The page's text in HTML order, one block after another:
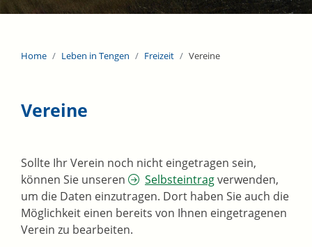
Home Leben in Tengen Freizeit Vereine
Vereine
Sollte Ihr Verein noch nicht eingetragen sein,
können Sie unseren
Selbsteintragverwenden,
um die Daten einzutragen. Dort haben Sie auch die
Möglichkeit einen bereits von Ihnen eingetragenen
Verein zu bearbeiten.